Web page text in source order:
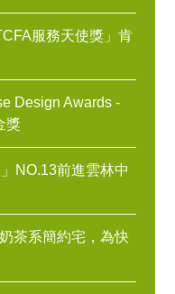
服務天使獎」肯
Design Awards -
獎
NO.13前進雲林中
茶系簡約宅，為快